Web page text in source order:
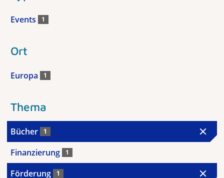
Events 1
Ort
Europa 1
Thema
Bücher 1
Finanzierung 1
Förderung 1